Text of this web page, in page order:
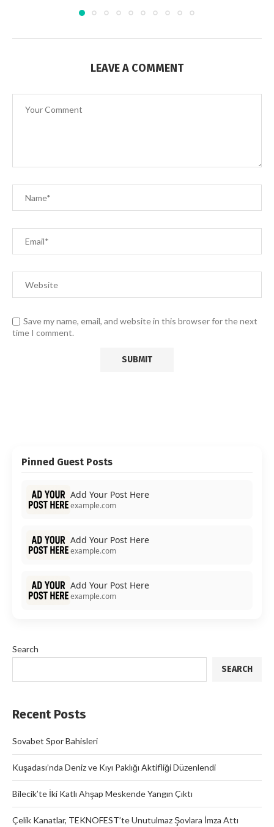
LEAVE A COMMENT
Save my name, email, and website in this browser for the next
time I comment.
Pinned Guest Posts
Add Your Post Here
example.com
Add Your Post Here
example.com
Add Your Post Here
example.com
Search
SEARCH
Recent Posts
Sovabet Spor Bahisleri
Kuşadası’nda Deniz ve Kıyı Paklığı Aktifliği Düzenlendi
Bilecik’te İki Katlı Ahşap Meskende Yangın Çıktı
Çelik Kanatlar, TEKNOFEST’te Unutulmaz Şovlara İmza Attı